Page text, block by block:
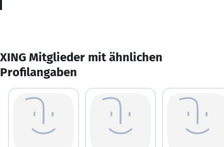
XING Mitglieder mit ähnlichen
Profilangaben